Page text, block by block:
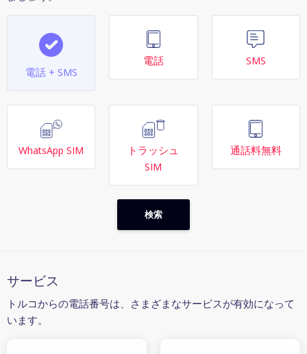
電話 + SMS
電話 SMS
WhatsApp SIM
トラッシュ
SIM
通話料無料
検索
サービス
トルコからの電話番号は、さまざまなサービスが有効になって
います。